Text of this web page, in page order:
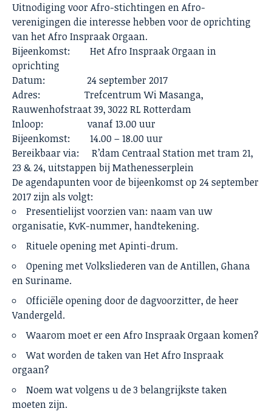
Uitnodiging voor Afro-stichtingen en Afro-
verenigingen die interesse hebben voor de oprichting
van het Afro Inspraak Orgaan.
Bijeenkomst: Het Afro Inspraak Orgaan in
oprichting
Datum: 24 september 2017
Adres: Trefcentrum Wi Masanga,
Rauwenhofstraat 39, 3022 RL Rotterdam
Inloop: vanaf 13.00 uur
Bijeenkomst: 14.00 – 18.00 uur
Bereikbaar via: R’dam Centraal Station met tram 21,
23 & 24, uitstappen bij Mathenesserplein
De agendapunten voor de bijeenkomst op 24 september
2017 zijn als volgt:
Presentielijst voorzien van: naam van uw
organisatie, KvK-nummer, handtekening.
Rituele opening met Apinti-drum.
Opening met Volksliederen van de Antillen, Ghana
en Suriname.
Officiële opening door de dagvoorzitter, de heer
Vandergeld.
Waarom moet er een Afro Inspraak Orgaan komen?
Wat worden de taken van Het Afro Inspraak
orgaan?
Noem wat volgens u de 3 belangrijkste taken
moeten zijn.